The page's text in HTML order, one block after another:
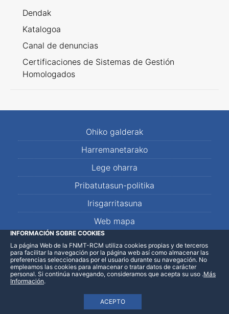
Dendak
Katalogoa
Canal de denuncias
Certificaciones de Sistemas de Gestión
Homologados
Ohiko galderak
Harremanetarako
Lege oharra
Pribatutasun-politika
Irisgarritasuna
Web mapa
LinkedInFacebookWhatsApp
INFORMACIÓN SOBRE COOKIES
La página Web de la FNMT-RCM utiliza cookies propias y de terceros
para facilitar la navegación por la página web así como almacenar las
preferencias seleccionadas por el usuario durante su navegación. No
empleamos las cookies para almacenar o tratar datos de carácter
personal. Si continúa navegando, consideramos que acepta su uso
ACEPTO
.Más
Información.